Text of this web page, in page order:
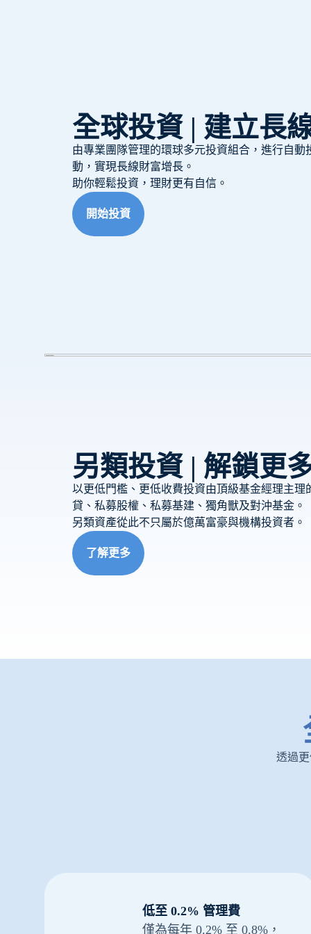
全球投資 | 建立長
由專業團隊管理的環球多元投資組合，進行自動
動，實現長線財富增長。
助你輕鬆投資，理財更有自信。
開始投資
另類投資 | 解鎖更
以更低門檻、更低收費投資由頂級基金經理主
貸、私募股權、私募基建、獨角獸及對沖基金。
另類資產從此不只屬於億萬富豪與機構投資者。
了解更多
透過
低至 0.2% 管理費
僅為每年 0.2% 至 0.8%，